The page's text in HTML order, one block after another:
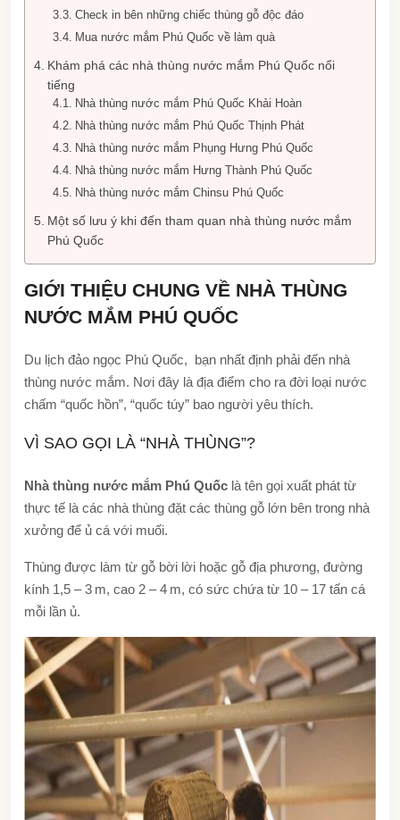
Check in bên những chiếc thùng gỗ độc đáo
Mua nước mắm Phú Quốc về làm quà
Khám phá các nhà thùng nước mắm Phú Quốc nổi
tiếng
Nhà thùng nước mắm Phú Quốc Khải Hoàn
Nhà thùng nước mắm Phú Quốc Thịnh Phát
Nhà thùng nước mắm Phụng Hưng Phú Quốc
Nhà thùng nước mắm Hưng Thành Phú Quốc
Nhà thùng nước mắm Chinsu Phú Quốc
Một số lưu ý khi đến tham quan nhà thùng nước mắm
Phú Quốc
GIỚI THIỆU CHUNG VỀ NHÀ THÙNG
NƯỚC MẮM PHÚ QUỐC
Du lịch đảo ngọc Phú Quốc, bạn nhất định phải đến nhà
thùng nước mắm. Nơi đây là địa điểm cho ra đời loại nước
chấm “quốc hồn”, “quốc túy” bao người yêu thích.
VÌ SAO GỌI LÀ “NHÀ THÙNG”?
Nhà thùng nước mắm Phú Quốc là tên gọi xuất phát từ
thực tế là các nhà thùng đặt các thùng gỗ lớn bên trong nhà
xưởng để ủ cá với muối.
Thùng được làm từ gỗ bời lời hoặc gỗ địa phương, đường
kính 1,5 – 3 m, cao 2 – 4 m, có sức chứa từ 10 – 17 tấn cá
mỗi lần ủ.